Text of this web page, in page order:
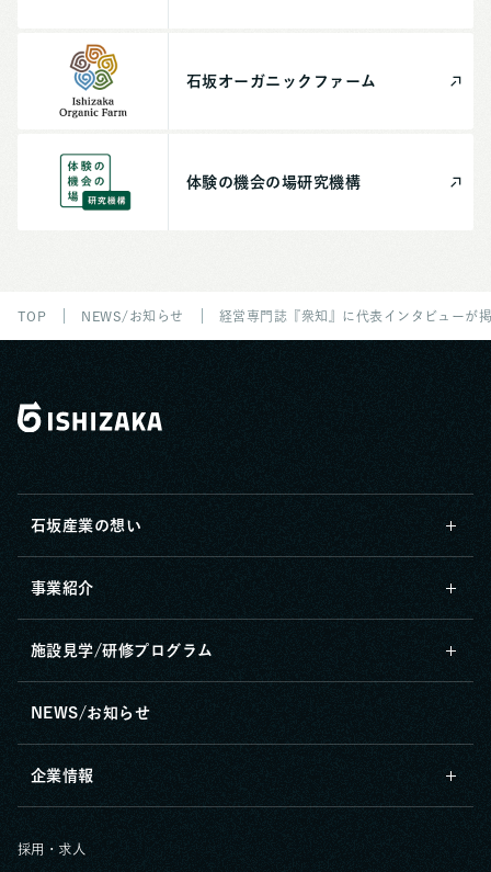
石坂オーガニック ファーム
体験の機会の場研究機構
TOP NEWS/お知らせ 経営専門誌『衆知』に代表インタビューが
石坂産業の想い
事業紹介
施設見学/研修プログラム
NEWS/お知らせ
企業情報
採用・求人